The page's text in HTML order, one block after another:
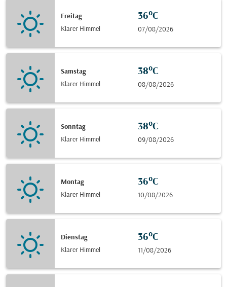
Freitag
Klarer Himmel
36°C
07/08/2026
Samstag
Klarer Himmel
38°C
08/08/2026
Sonntag
Klarer Himmel
38°C
09/08/2026
Montag
Klarer Himmel
36°C
10/08/2026
Dienstag
Klarer Himmel
36°C
11/08/2026